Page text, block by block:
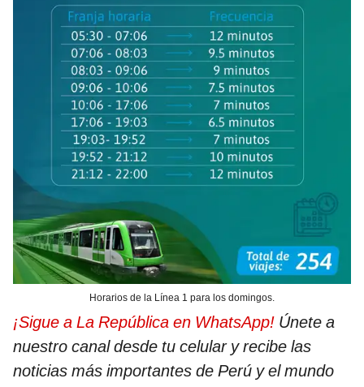
Horarios de la Línea 1 para los domingos.
¡Sigue a La República en WhatsApp! Únete a
nuestro canal desde tu celular y recibe las
noticias más importantes de Perú y el mundo